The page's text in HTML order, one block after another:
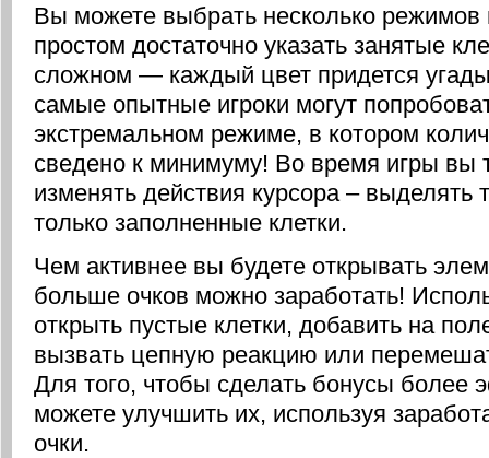
Вы можете выбрать несколько
простом достаточно указать занятые
сложном — каждый цвет придется
самые опытные игроки могут
экстремальном режиме, в котором
сведено к минимуму! Во время игры вы
изменять действия курсора – выделять
только заполненные клетки.
Чем активнее вы будете открывать
больше очков можно заработать!
открыть пустые клетки, добавить на
вызвать цепную реакцию или
Для того, чтобы сделать бонусы
можете улучшить их, используя
очки.